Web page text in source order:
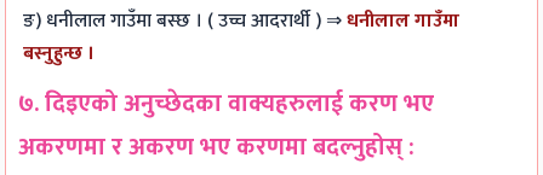
ङ) धनीलाल गाउँमा बस्छ । ( उच्च आदरार्थी ) ⇒धनीलाल गाउँमा
बस्नुहुन्छ ।
७. दिइएको अनुच्छेदका वाक्यहरुलाई करण भए
अकरणमा र अकरण भए करणमा बदल्नुहोस् :